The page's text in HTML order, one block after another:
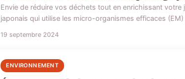
Envie de réduire vos déchets tout en enrichissant
japonais qui utilise les micro-organismes efficaces
19 septembre 2024
ENVIRONNEMENT